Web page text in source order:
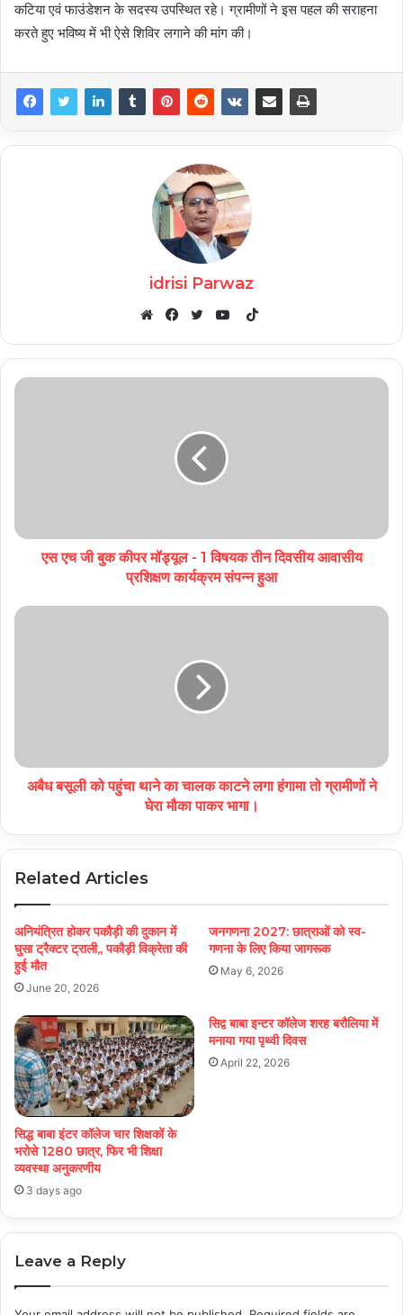
कटिया एवं फाउंडेशन के सदस्य उपस्थित रहे। ग्रामीणों ने इस पहल की सराहना
करते हुए भविष्य में भी ऐसे शिविर लगाने की मांग की।
idrisi Parwaz
TikTok
एस एच जी बुक कीपर मॉड्यूल - 1 विषयक तीन दिवसीय आवासीय
प्रशिक्षण कार्यक्रम संपन्न हुआ
अबैध बसूली को पहुंचा थाने का चालक काटने लगा हंगामा तो ग्रामीणों ने
घेरा मौका पाकर भागा।
Related Articles
अनियंत्रित होकर पकौड़ी की दुकान में
घुसा ट्रैक्टर ट्राली,, पकौड़ी विक्रेता की
हुई मौत
June 20, 2026
जनगणना 2027: छात्राओं को स्व-
गणना के लिए किया जागरूक
May 6, 2026
सिद्ध बाबा इंटर कॉलेज चार शिक्षकों के
भरोसे 1280 छात्र, फिर भी शिक्षा
व्यवस्था अनुकरणीय
3 days ago
सिद्व बाबा इन्टर कॉलेज शरह बरौलिया में
मनाया गया पृथ्वी दिवस
April 22, 2026
Leave a Reply